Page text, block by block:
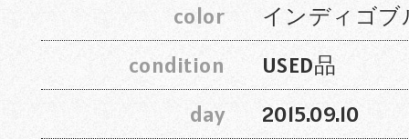
color
インディゴブ
condition
USED品
day
2015.09.10